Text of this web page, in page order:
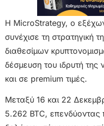
Η MicroStrategy, ο
συνέχισε τη στρατηγική
διαθεσίμων
δέσμευση του ιδρυτή
και σε premium τιμές.
Μεταξύ 16 και 22
5.262 BTC, επενδύοντας